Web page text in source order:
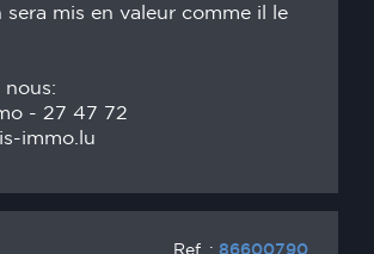
sera mis en valeur comme il le
nous:
- 27 47 72
immo.lu
Ref. : 86600790